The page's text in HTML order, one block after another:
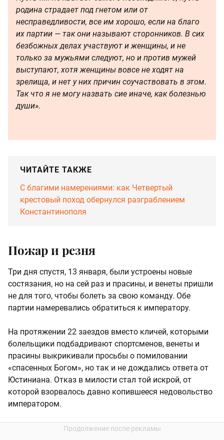
родина страдает под гнетом или от
несправедливости, все им хорошо, если на благо
их партии — так они называют сторонников. В сих
безбожных делах участвуют и женщины, и не
только за мужьями следуют, но и против мужей
выступают, хотя женщины вовсе не ходят на
зрелища, и нет у них причин соучаствовать в этом.
Так что я не могу назвать сие иначе, как болезнью
души».
ЧИТАЙТЕ ТАКЖЕ
С благими намерениями: как Четвертый
крестовый поход обернулся разграблением
Константинополя
Пожар и резня
Три дня спустя, 13 января, были устроены новые
состязания, но на сей раз и прасины, и венеты пришли
не для того, чтобы болеть за свою команду. Обе
партии намеревались обратиться к императору.
На протяжении 22 заездов вместо кличей, которыми
болельщики подбадривают спортсменов, венеты и
прасины выкрикивали просьбы о помиловании
«спасенных Богом», но так и не дождались ответа от
Юстиниана. Отказ в милости стал той искрой, от
которой взорвалось давно копившееся недовольство
императором.